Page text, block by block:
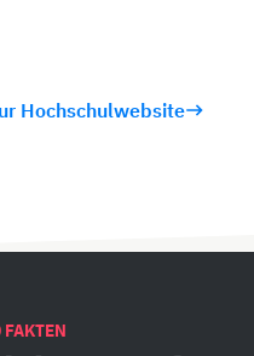
Hochschulwebsite